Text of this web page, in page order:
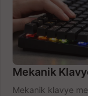
Mekanik
Mekanik klavye